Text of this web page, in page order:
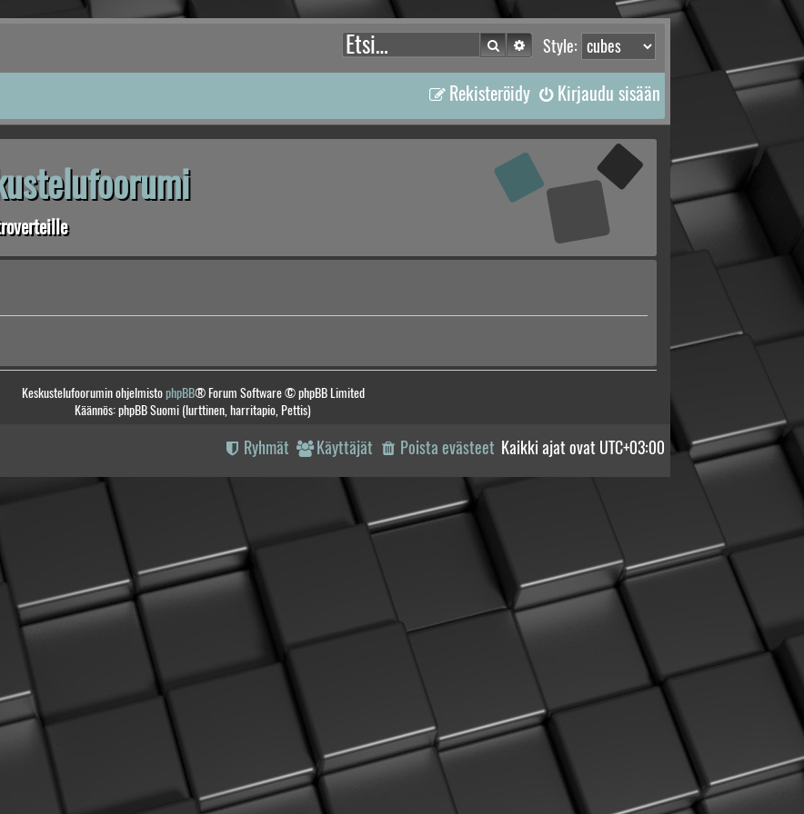
Style:
Etsi Tarkennettu haku
Kirjaudu sisään
Rekisteröidy
Keskustelufoorumin ohjelmistophpBB® Forum Software © phpBB Limited
Käännös: phpBB Suomi (lurttinen, harritapio, Pettis)
Kaikki ajat ovat UTC+03:00
Poista evästeet
Käyttäjät
Ryhmät